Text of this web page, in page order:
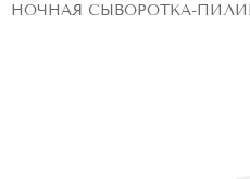
НОЧНАЯ СЫВОРОТКА-